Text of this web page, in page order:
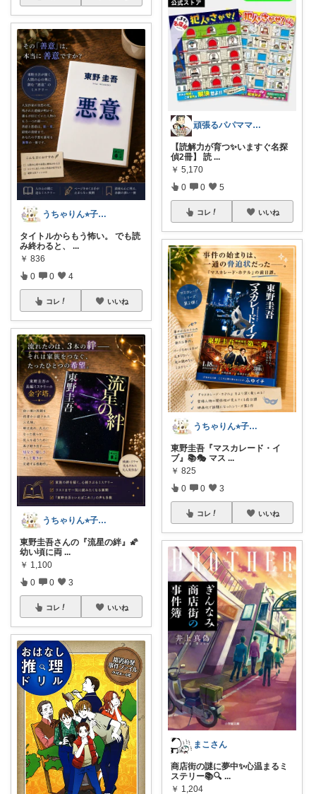
うちゃりん⭐︎子育て・読書・おすすめ
タイトルからもう怖い。 でも読
み終わると、
...
￥ 836
0 0 4
コレ いいね
うちゃりん⭐︎子育て・読書・おすすめ
東野圭吾さんの『流星の絆』🌠
幼い頃に両 ...
￥ 1,100
0 0 3
コレ いいね
頑張るパパママ応援隊@育児・子供用品紹介
【読解力が育つ✨いますぐ名探
偵2冊】 読 ...
￥ 5,170
0 0 5
コレ いいね
うちゃりん⭐︎子育て・読書・おすすめ
東野圭吾『マスカレード・イ
ブ』📚🎭 マス ...
￥ 825
0 0 3
コレ いいね
まこさん
商店街の謎に夢中✨心温まるミ
ステリー📚🔍 ...
￥ 1,204